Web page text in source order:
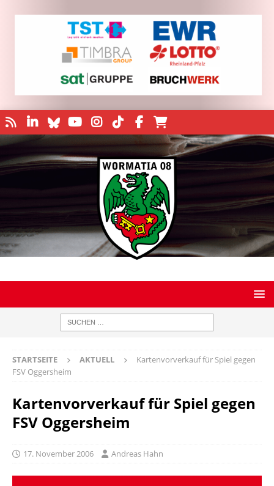
STARTSEITE AKTUELL
Kartenvorverkauf für Spiel gegen
FSV Oggersheim
Kartenvorverkauf für Spiel gegen
FSV Oggersheim
17. November 2006 Andreas Hahn